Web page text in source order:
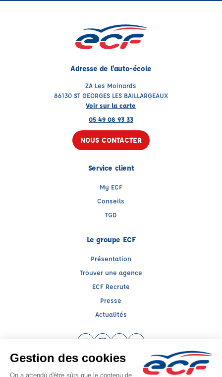
Adresse de l'auto-école
ZA Les Moinards
86130 ST GEORGES LES BAILLARGEAUX
Voir sur la carte
05 49 08 93 33
NOUS CONTACTER
Service client
My ECF
Conseils
TGD
Le groupe ECF
Présentation
Trouver une agence
ECF Recrute
Presse
Actualités
Facebook (nouvelle fenêtre)
Instagram (nouvelle fenêtre)
LinkedIn (nouvelle fenêtre)
YouTube (nouvelle
Raison sociale : ECF CER CENTRE ATLANTIQUE - Capital social: 2500000€